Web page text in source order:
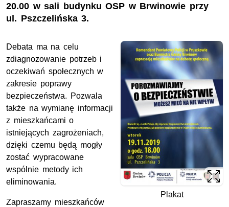
20.00 w sali budynku OSP w Brwinowie przy
ul. Pszczelińska 3.
Plakat
Debata ma na celu
zdiagnozowanie potrzeb i
oczekiwań społecznych w
zakresie poprawy
bezpieczeństwa. Pozwala
także na wymianę informacji
z mieszkańcami o
istniejących zagrożeniach,
dzięki czemu będą mogły
zostać wypracowane
wspólnie metody ich
eliminowania.
Zapraszamy mieszkańców